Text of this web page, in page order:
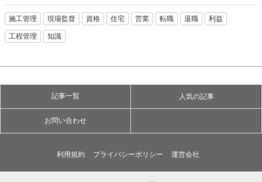
施工管理 現場監督 資格 住宅 営業 転職 退職 利益
工程管理 知識
記事一覧 人気の記事
お問い合わせ
利用規約 プライバシーポリシー 運営会社